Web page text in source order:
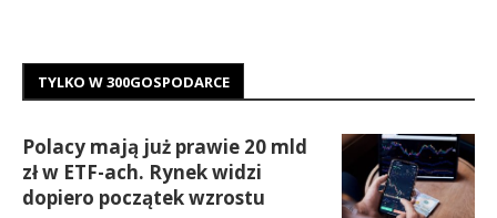
TYLKO W 300GOSPODARCE
Polacy mają już prawie 20 mld
zł w ETF-ach. Rynek widzi
dopiero początek wzrostu